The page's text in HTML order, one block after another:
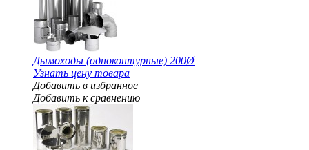
Дымоходы (одноконтурные) 200Ø
Узнать цену товара
Добавить в избранное
Добавить к сравнению